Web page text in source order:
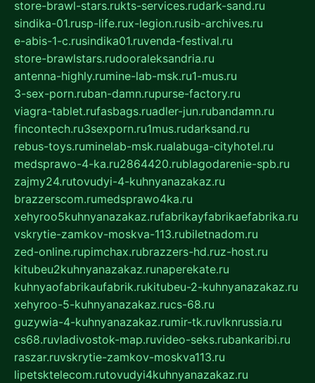
store-brawl-stars.rukts-services.rudark-sand.ru
sindika-01.rusp-life.rux-legion.rusib-archives.ru
e-abis-1-c.rusindika01.ruvenda-festival.ru
store-brawlstars.rudooraleksandria.ru
antenna-highly.rumine-lab-msk.ru1-mus.ru
3-sex-porn.ruban-damn.rupurse-factory.ru
viagra-tablet.rufasbags.ruadler-jun.rubandamn.ru
fincontech.ru3sexporn.ru1mus.rudarksand.ru
rebus-toys.ruminelab-msk.rualabuga-cityhotel.ru
medsprawo-4-ka.ru2864420.rublagodarenie-spb.ru
zajmy24.rutovudyi-4-kuhnyanazakaz.ru
brazzerscom.rumedsprawo4ka.ru
xehyroo5kuhnyanazakaz.rufabrikayfabrikaefabrika.ru
vskrytie-zamkov-moskva-113.rubiletnadom.ru
zed-online.rupimchax.rubrazzers-hd.ruz-host.ru
kitubeu2kuhnyanazakaz.runaperekate.ru
kuhnyaofabrikaufabrik.rukitubeu-2-kuhnyanazakaz.ru
xehyroo-5-kuhnyanazakaz.rucs-68.ru
guzywia-4-kuhnyanazakaz.rumir-tk.ruvlknrussia.ru
cs68.ruvladivostok-map.ruvideo-seks.rubankaribi.ru
raszar.ruvskrytie-zamkov-moskva113.ru
lipetsktelecom.rutovudyi4kuhnyanazakaz.ru